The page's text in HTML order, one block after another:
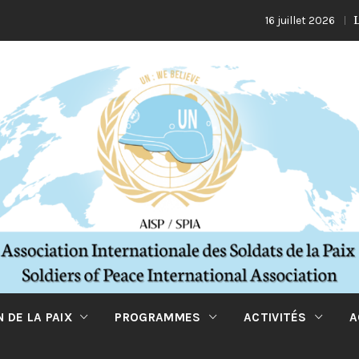
16 juillet 2026 La
DE LA PAIX PROGRAMMES ACTIVITÉS